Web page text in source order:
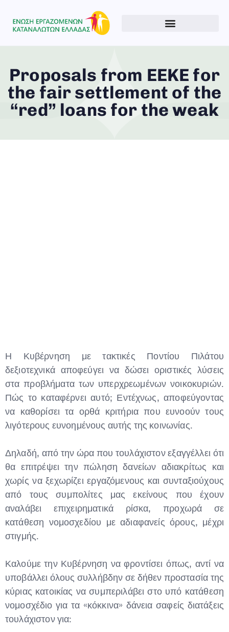
Proposals from EEKE for
the fair settlement of the
“red” loans for the weak
Η Κυβέρνηση με τακτικές Ποντίου Πιλάτου
δεξιοτεχνικά αποφεύγει να δώσει οριστικές λύσεις
στα προβλήματα των υπερχρεωμένων νοικοκυριών.
Πώς το καταφέρνει αυτό; Εντέχνως, αποφεύγοντας
να καθορίσει τα ορθά κριτήρια που ευνοούν τους
λιγότερους ευνοημένους αυτής της κοινωνίας.
Δηλαδή, από την ώρα που τουλάχιστον εξαγγέλλει ότι
θα επιτρέψει την πώληση δανείων αδιακρίτως και
χωρίς να ξεχωρίζει εργαζόμενους και συνταξιούχους
από τους συμπολίτες μας εκείνους που έχουν
αναλάβει επιχειρηματικά ρίσκα, προχωρά σε
κατάθεση νομοσχεδίου με αδιαφανείς όρους, μέχρι
στιγμής.
Καλούμε την Κυβέρνηση να φροντίσει όπως, αντί να
υποβάλλει όλους συλλήβδην σε δήθεν προστασία της
κύριας κατοικίας να συμπεριλάβει στο υπό κατάθεση
νομοσχέδιο για τα «κόκκινα» δάνεια σαφείς διατάξεις
τουλάχιστον για: